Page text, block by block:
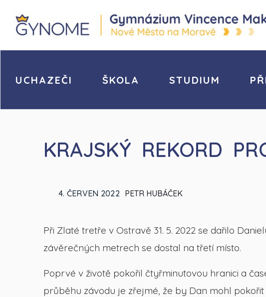
UCHAZEČI ŠKOLA STUDIUM
KRAJSKÝ REKORD
PETR HUBÁČEK
4. ČERVEN 2022
Při Zlaté tretře v Ostravě 31. 5. 2022 se dařilo
závěrečných metrech se dostal na třetí místo.
Poprvé v životě pokořil čtyřminutovou hranici a
průběhu závodu je zřejmé, že by Dan mohl